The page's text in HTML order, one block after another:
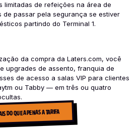
limitadas de refeições na área de
de passar pela segurança se estiver
partindo do Terminal 1.
da compra da Laters.com, você
upgrades de assento, franquia de
de acesso a salas VIP para clientes
ou Tabby — em três ou quatro
DO QUE APENAS A TARIFA